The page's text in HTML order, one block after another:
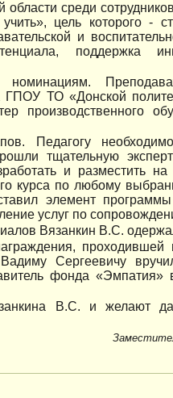
среди
цель которого -
и
поддержка
ГПОУ ТО «Донской
производственного
Педагогу
тщательную
и разместить
курса по любому
элемент
услуг по
Вязанкин В.С.
проходившей
Сергеевичу
фонда «Эмпатия»
В.С. и желают